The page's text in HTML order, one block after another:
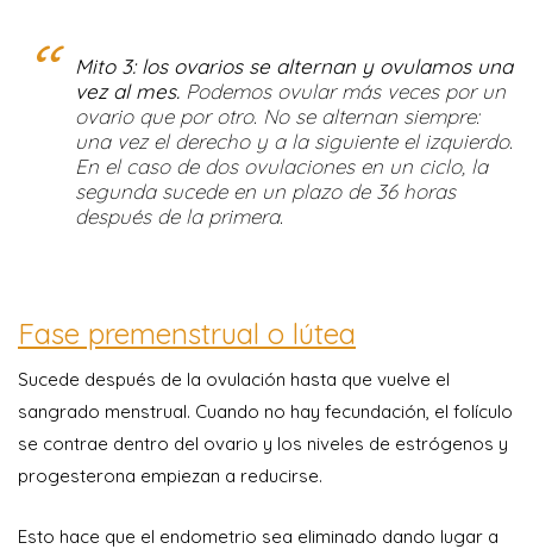
Mito 3: los ovarios se alternan y ovulamos una
vez al mes. Podemos ovular más veces por un
ovario que por otro. No se alternan siempre:
una vez el derecho y a la siguiente el izquierdo.
En el caso de dos ovulaciones en un ciclo, la
segunda sucede en un plazo de 36 horas
después de la primera.
Fase premenstrual o lútea
Sucede después de la ovulación hasta que vuelve el
sangrado menstrual. Cuando no hay fecundación, el folículo
se contrae dentro del ovario y los niveles de estrógenos y
progesterona empiezan a reducirse.
Esto hace que el endometrio sea eliminado dando lugar a